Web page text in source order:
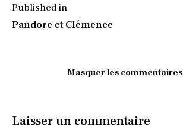
Published in
Pandore et Clémence
Masquer les commentaires
Laisser un commentaire